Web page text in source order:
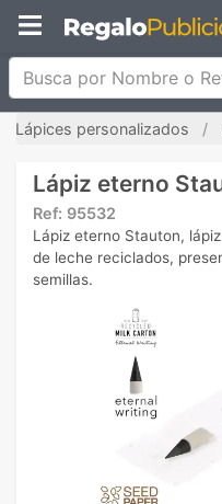
Busca por Nombre o
Lápices personalizados
Lápiz eterno
Ref: 95532
Lápiz eterno Stauton,
de leche reciclados,
semillas.